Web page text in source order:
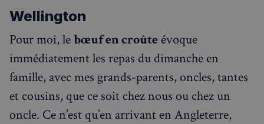
Recherche Chatbot IA
Rechercher dans Français à Londres - Magazine
Wellington
Pour moi, lebœuf en croûte évoque
immédiatement les repas du dimanche en
famille, avec mes grands-parents, oncles, tantes
et cousins, que ce soit chez nous ou chez un
oncle. Ce n’est qu’en arrivant en Angleterre,